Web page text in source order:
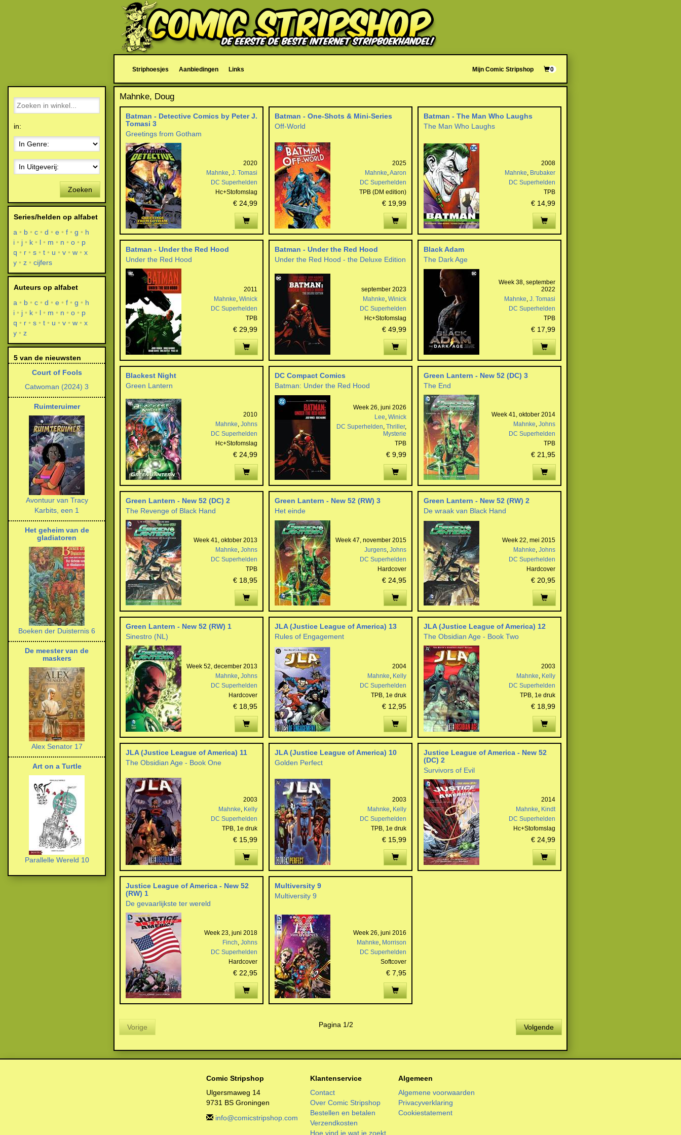
Striphoesjes Aanbiedingen Links Mijn Comic Stripshop 0
Mahnke, Doug
Batman - Detective Comics by Peter J.
Tomasi 3
Greetings from Gotham
2020
Mahnke, J. Tomasi
DC Superhelden
Hc+Stofomslag
€ 24,99
Batman - One-Shots & Mini-Series
Off-World
2025
Mahnke,Aaron
DC Superhelden
TPB (DM edition)
€ 19,99
Batman - The Man Who Laughs
The Man Who Laughs
2008
Mahnke, Brubaker
DC Superhelden
TPB
€ 14,99
Batman - Under the Red Hood
Under the Red Hood
2011
Mahnke, Winick
DC Superhelden
TPB
€ 29,99
Batman - Under the Red Hood
Under the Red Hood - the Deluxe Edition
september 2023
Mahnke, Winick
DC Superhelden
Hc+Stofomslag
€ 49,99
Black Adam
The Dark Age
Week 38, september
2022
Mahnke, J. Tomasi
DC Superhelden
TPB
€ 17,99
Blackest Night
Green Lantern
2010
Mahnke, Johns
DC Superhelden
Hc+Stofomslag
€ 24,99
DC Compact Comics
Batman: Under the Red Hood
Week 26, juni 2026
Lee, Winick
DC Superhelden, Thriller,
Mysterie
TPB
€ 9,99
Green Lantern - New 52 (DC) 3
The End
Week 41, oktober 2014
Mahnke, Johns
DC Superhelden
TPB
€ 21,95
Green Lantern - New 52 (DC) 2
The Revenge of Black Hand
Week 41, oktober 2013
Mahnke, Johns
DC Superhelden
TPB
€ 18,95
Green Lantern - New 52 (RW) 3
Het einde
Week 47, november 2015
Jurgens, Johns
DC Superhelden
Hardcover
€ 24,95
Green Lantern - New 52 (RW) 2
De wraak van Black Hand
Week 22, mei 2015
Mahnke, Johns
DC Superhelden
Hardcover
€ 20,95
Green Lantern - New 52 (RW) 1
Sinestro (NL)
Week 52, december 2013
Mahnke, Johns
DC Superhelden
Hardcover
€ 18,95
JLA (Justice League of America) 13
Rules of Engagement
2004
Mahnke, Kelly
DC Superhelden
TPB, 1e druk
€ 12,95
JLA (Justice League of America) 12
The Obsidian Age - Book Two
2003
Mahnke, Kelly
DC Superhelden
TPB, 1e druk
€ 18,99
JLA (Justice League of America) 11
The Obsidian Age - Book One
2003
Mahnke, Kelly
DC Superhelden
TPB, 1e druk
€ 15,99
JLA (Justice League of America) 10
Golden Perfect
2003
Mahnke, Kelly
DC Superhelden
TPB, 1e druk
€ 15,99
Justice League of America - New 52
(DC) 2
Survivors of Evil
2014
Mahnke, Kindt
DC Superhelden
Hc+Stofomslag
€ 24,99
Justice League of America - New 52
(RW) 1
De gevaarlijkste ter wereld
Week 23, juni 2018
Finch, Johns
DC Superhelden
Hardcover
€ 22,95
Multiversity 9
Multiversity 9
Week 26, juni 2016
Mahnke, Morrison
DC Superhelden
Softcover
€ 7,95
Vorige Pagina 1/2 Volgende
in:
Zoeken
Series/helden op alfabet
a
b c d e f g
h
i
j k l m n o
p
q
r s t u v w
x
y
z cijfers
Auteurs op alfabet
a
b c d e f g
h
i
j k l m n o
p
q
r s t u v w
x
y
z
5 van de nieuwsten
Court of Fools
Catwoman (2024) 3
Ruimteruimer
Avontuur van Tracy
Karbits, een 1
Het geheim van de
gladiatoren
Boeken der Duisternis 6
De meester van de
maskers
Alex Senator 17
Art on a Turtle
Parallelle Wereld 10
Comic Stripshop
Ulgersmaweg 14
9731 BS Groningen
info@comicstripshop.com
Klantenservice
Contact
Over Comic Stripshop
Bestellen en betalen
Verzendkosten
Hoe vind je wat je zoekt
Algemeen
Algemene voorwaarden
Privacyverklaring
Cookiestatement